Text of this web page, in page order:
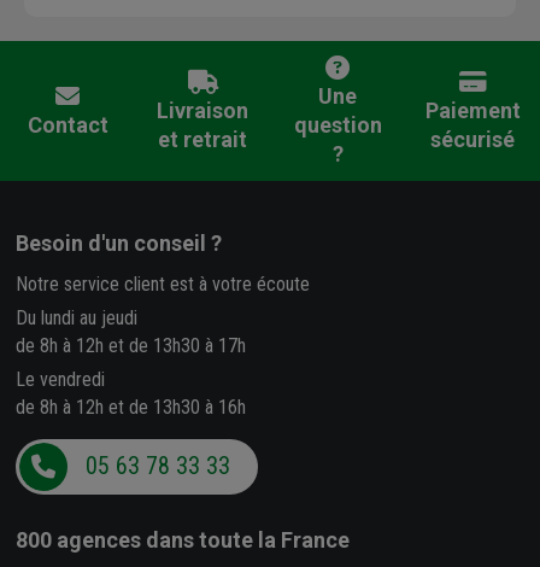
Contact
Livraison
et retrait
Une
question
?
Paiement
sécurisé
Besoin d'un conseil ?
Notre service client est à votre écoute
Du lundi au jeudi
de 8h à 12h et de 13h30 à 17h
Le vendredi
de 8h à 12h et de 13h30 à 16h
05 63 78 33 33
800 agences dans toute la France